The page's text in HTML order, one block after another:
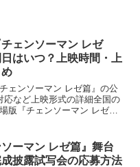
ェンソーマン レゼ
はいつ？上映時間・上
ェンソーマン レゼ篇』の公
など上映形式の詳細全国の
版『チェンソーマン レゼ
ソーマン レゼ篇』舞台
披露試写会の応募方法